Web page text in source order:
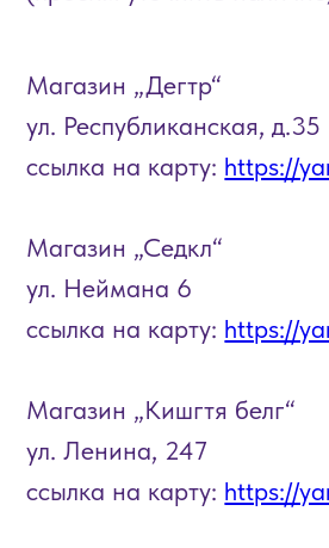
Магазин „Дегтр“
ссылка на карту:https://
Магазин „Седкл“
ссылка на карту: https://
Магазин „Кишгтя белг“
ул. Ленина, 247
„Книжная лавка“
Ленина, 245